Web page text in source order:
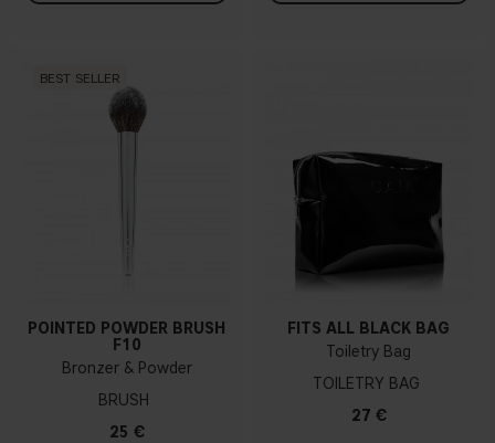
BEST SELLER
POINTED POWDER BRUSH
F10
Bronzer & Powder
BRUSH
25 €
FITS ALL BLACK BAG
Toiletry Bag
TOILETRY BAG
27 €